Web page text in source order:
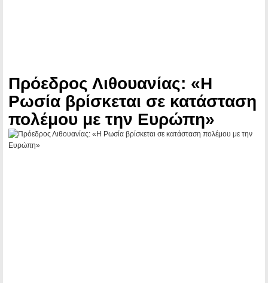
Πρόεδρος Λιθουανίας: «Η
Ρωσία βρίσκεται σε κατάσταση
πολέμου με την Ευρώπη»